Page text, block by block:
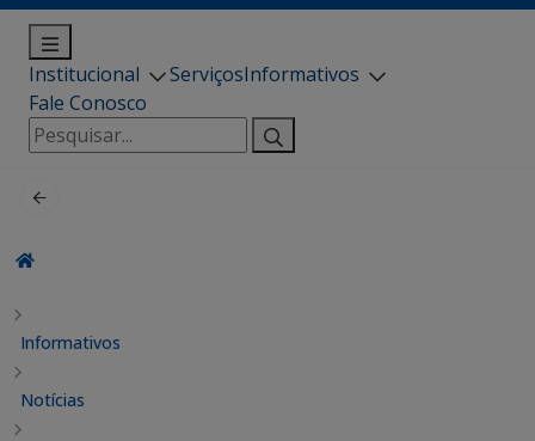
Institucional ServiçosInformativos
Fale Conosco
Pesquisar
por:
Informativos
Notícias